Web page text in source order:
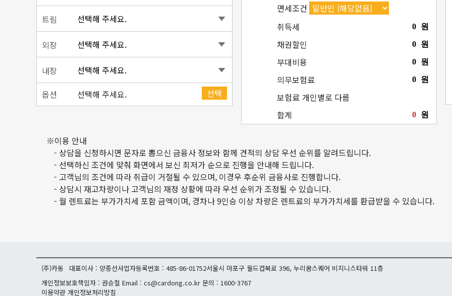
트림 선택해 주세요.
외장 선택해 주세요.
내장
선택해 주세요.
옵션
선택해 주세요. 선택
면세조건
취득세
0 원
채권할인 0 원
부대비용 0 원
의무보험료 0 원
보험료 개인별로 다름
합계
0 원
※이용 안내
- 상담을 신청하시면 문자로 뽑으신 금융사 정보와 함께 견적의 상담 우선 순위를 알려드립니다.
- 선택하신 조건에 맞춰 화면에서 보신 최저가 순으로 진행을 안내해 드립니다.
- 고객님의 조건에 따라 취급이 거절될 수 있으며, 이경우 후순위 금융사로 진행합니다.
- 상담시 재고차량이나 고객님의 재정 상황에 따라 우선 순위가 조정될 수 있습니다.
- 월 렌트료는 부가가치세 포함 금액이며, 경차나 9인승 이상 차량은 렌트료의 부가가치세를 환급받을 수 있습니다.
(주)카동 대표이사 : 양종선사업자등록번호 : 485-86-01752서울시 마포구 월드컵북로 396, 누리꿈스퀘어 비지니스타워 11층
개인정보보호책임자 : 권승철 Email : cs@cardong.co.kr 문의 : 1600-3767
이용약관 개인정보처리방침